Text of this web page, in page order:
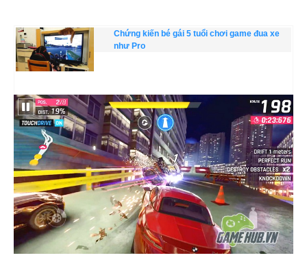
Chứng kiến bé gái 5 tuổi chơi game đua xe
như Pro